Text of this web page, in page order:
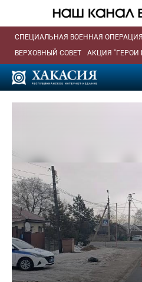
СПЕЦИАЛЬНАЯ ВОЕННАЯ ОПЕРАЦИЯ
ВЕРХОВНЫЙ СОВЕТ
АКЦИЯ "ГЕРОИ